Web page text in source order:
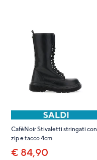
dispositivi
CafèNoir Stivaletti stringati con
zip e tacco 4cm
€ 84,90